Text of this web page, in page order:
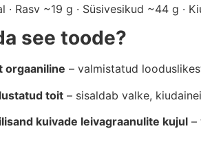
· Rasv ~19 g · Süsivesikud ~44 g ·
see toode?
orgaaniline – valmistatud
toit – sisaldab valke,
kuivade leivagraanulite kujul –